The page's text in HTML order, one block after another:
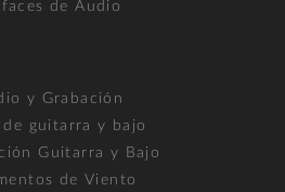
de Audio
y Grabación
de guitarra y bajo
Guitarra y Bajo
de Viento